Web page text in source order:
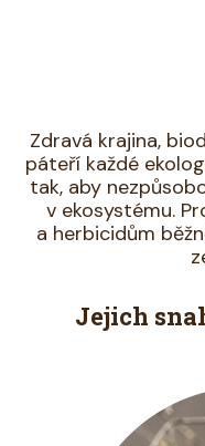
Zdravá krajina,
páteří každé
tak, aby
v ekosystému.
a herbicidům
Jejich